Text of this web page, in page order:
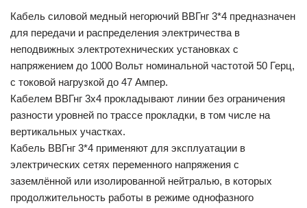
Кабель силовой медный негорючий ВВГнг 3*4 предназначен
для передачи и распределения электричества в
неподвижных электротехнических установках с
напряжением до 1000 Вольт номинальной частотой 50 Герц,
с токовой нагрузкой до 47 Ампер.
Кабелем ВВГнг 3х4 прокладывают линии без ограничения
разности уровней по трассе прокладки, в том числе на
вертикальных участках.
Кабель ВВГнг 3*4 применяют для эксплуатации в
электрических сетях переменного напряжения с
заземлённой или изолированной нейтралью, в которых
продолжительность работы в режиме однофазного